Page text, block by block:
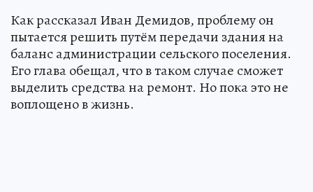
Как рассказал Иван Демидов, проблему он
пытается решить путём передачи здания на
баланс администрации сельского поселения.
Его глава обещал, что в таком случае сможет
выделить средства на ремонт. Но пока это не
воплощено в жизнь.